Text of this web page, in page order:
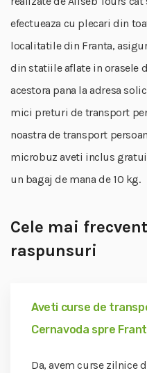
efectueaza cu plecari din
localitatile din Franta,
din statiile aflate in orasele
acestora pana la adresa
mici preturi de transport
noastra de transport
microbuz aveti inclus
un bagaj de mana de 10 kg.
Cele mai
raspunsuri
Aveti curse de
Cernavoda spre
Da, avem curse zilnice